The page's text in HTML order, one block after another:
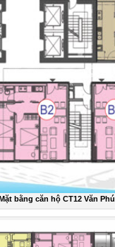
Mặt bằng căn hộ CT12 Văn Phú